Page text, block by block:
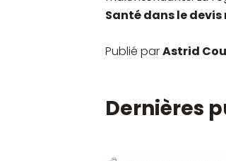
Santé dans le
Publié parAstrid
Dernières